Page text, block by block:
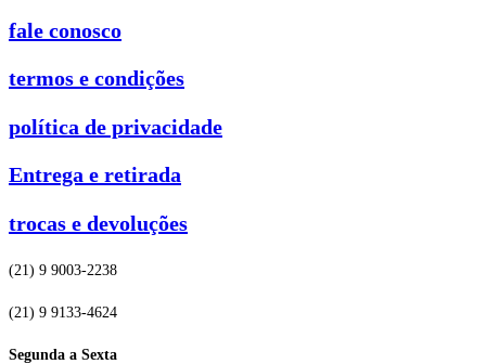
fale conosco
termos e condições
política de privacidade
Entrega e retirada
trocas e devoluções
(21) 9 9003-2238
(21) 9 9133-4624
Segunda a Sexta